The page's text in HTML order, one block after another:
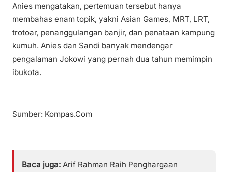
Anies mengatakan, pertemuan tersebut hanya
membahas enam topik, yakni Asian Games, MRT, LRT,
trotoar, penanggulangan banjir, dan penataan kampung
kumuh. Anies dan Sandi banyak mendengar
pengalaman Jokowi yang pernah dua tahun memimpin
ibukota.
Sumber: Kompas.Com
Baca juga: Arif Rahman Raih Penghargaan